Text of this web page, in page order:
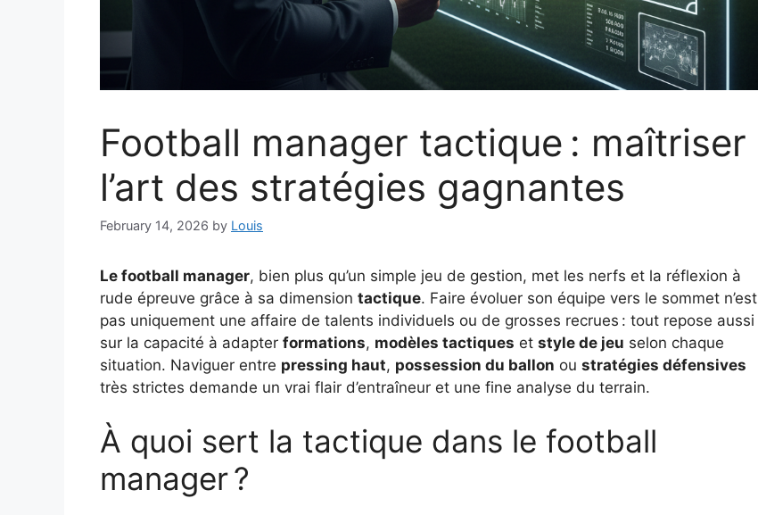
Football manager tactique : maîtriser
l’art des stratégies gagnantes
February 14, 2026 by Louis
Le football manager, bien plus qu’un simple jeu de gestion, met les nerfs et la réflexion à
rude épreuve grâce à sa dimension tactique. Faire évoluer son équipe vers le sommet n’est
pas uniquement une affaire de talents individuels ou de grosses recrues : tout repose aussi
sur la capacité à adapter formations, modèles tactiques et style de jeu selon chaque
situation. Naviguer entre pressing haut, possession du ballon ou stratégies défensives
très strictes demande un vrai flair d’entraîneur et une fine analyse du terrain.
À quoi sert la tactique dans le football
manager ?